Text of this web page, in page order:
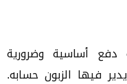
أساسية وضرورية
فيها الزبون حسابه.